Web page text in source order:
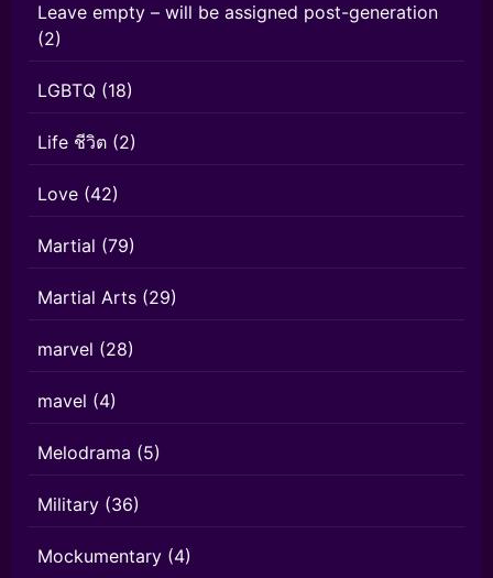
Leave empty – will be assigned post-generation
(2)
LGBTQ (18)
Life ชีวิต (2)
Love (42)
Martial (79)
Martial Arts (29)
marvel (28)
mavel (4)
Melodrama (5)
Military (36)
Mockumentary (4)